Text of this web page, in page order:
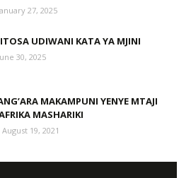
27, 2025
UDIWANI KATA YA MJINI
30, 2025
MAKAMPUNI YENYE MTAJI
MASHARIKI
19, 2021